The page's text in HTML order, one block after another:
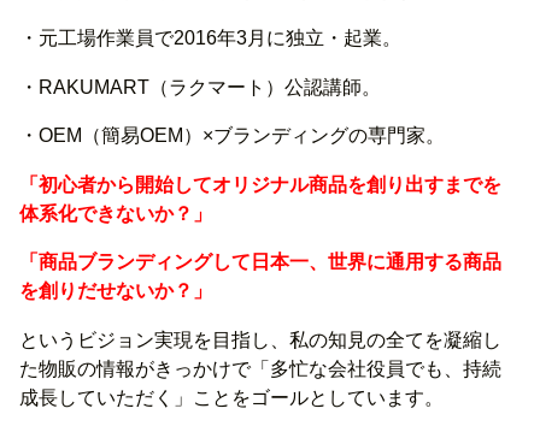
・元工場作業員で2016年3月に独立・起業。
・RAKUMART（ラクマート）公認講師。
・OEM（簡易OEM）×ブランディングの専門家。
「初心者から開始してオリジナル商品を創り出すまでを
体系化できないか？」
「商品ブランディングして日本一、世界に通用する商品
を創りだせないか？」
というビジョン実現を目指し、私の知見の全てを凝縮し
た物販の情報がきっかけで「多忙な会社役員でも、持続
成長していただく」ことをゴールとしています。